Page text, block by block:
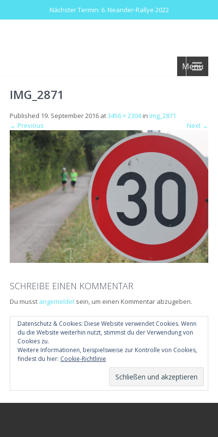
Nächster Termin: 6. Neander-Rallye 2022
Menu
IMG_2871
Published 19. September 2016 at3456 × 2304in img_2871
← Previous Next →
SCHREIBE EINEN KOMMENTAR
Du musst angemeldet sein, um einen Kommentar abzugeben.
Datenschutz & Cookies: Diese Website verwendet Cookies. Wenn
du die Website weiterhin nutzt, stimmst du der Verwendung von
Cookies zu.
Weitere Informationen, beispielsweise zur Kontrolle von Cookies,
findest du hier: Cookie-Richtlinie